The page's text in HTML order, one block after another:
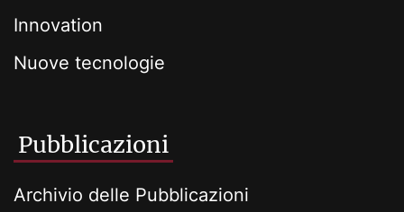
Innovation
Nuove tecnologie
Pubblicazioni
Archivio delle Pubblicazioni